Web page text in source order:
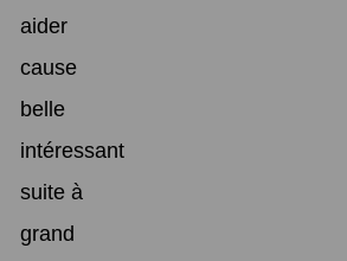
aider
cause
belle
intéressant
suite à
grand